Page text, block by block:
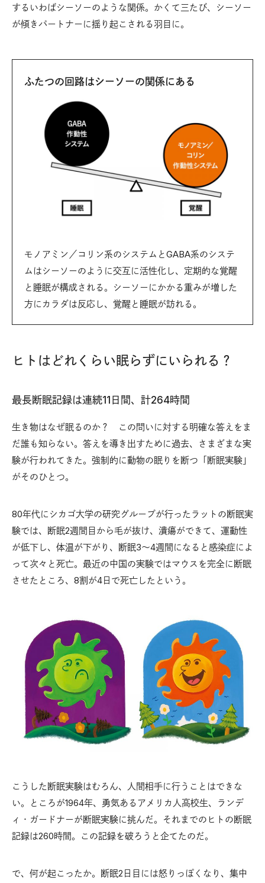
するいわばシーソーのような関係。かくて三たび、シーソー
が傾きパートナーに揺り起こされる羽目に。
ふたつの回路はシーソーの関係にある
モノアミン／コリン系のシステムとGABA系のシステ
ムはシーソーのように交互に活性化し、定期的な覚醒
と睡眠が構成される。シーソーにかかる重みが増した
方にカラダは反応し、覚醒と睡眠が訪れる。
ヒトはどれくらい眠らずにいられる？
最長断眠記録は連続11日間、計264時間
生き物はなぜ眠るのか？ この問いに対する明確な答えをま
だ誰も知らない。答えを導き出すために過去、さまざまな実
験が行われてきた。強制的に動物の眠りを断つ「断眠実験」
がそのひとつ。
80年代にシカゴ大学の研究グループが行ったラットの断眠実
験では、断眠2週間目から毛が抜け、潰瘍ができて、運動性
が低下し、体温が下がり、断眠3〜4週間になると感染症によ
って次々と死亡。最近の中国の実験ではマウスを完全に断眠
させたところ、8割が4日で死亡したという。
こうした断眠実験はむろん、人間相手に行うことはできな
い。ところが1964年、勇気あるアメリカ人高校生、ランデ
ィ・ガードナーが断眠実験に挑んだ。それまでのヒトの断眠
記録は260時間。この記録を破ろうと企てたのだ。
で、何が起こったか。断眠2日目には怒りっぽくなり、集中